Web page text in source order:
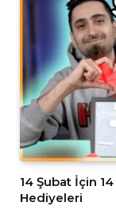
14 Şubat İçin
Hediyeleri